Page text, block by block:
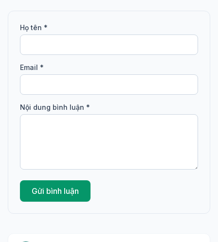
Họ tên *
Email *
Nội dung bình luận *
Gửi bình luận